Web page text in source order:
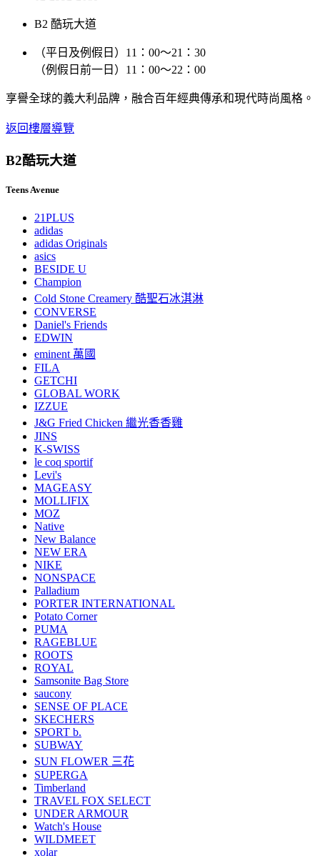
B2 酷玩大道
（平日及例假日）11：00～21：30
（例假日前一日）11：00～22：00
享譽全球的義大利品牌，融合百年經典傳承和現代時尚風格。
返回樓層導覽
B2酷玩大道
Teens Avenue
21PLUS
adidas
adidas Originals
asics
BESIDE U
Champion
Cold Stone Creamery 酷聖石冰淇淋
CONVERSE
Daniel's Friends
EDWIN
eminent 萬國
FILA
GETCHI
GLOBAL WORK
IZZUE
J&G Fried Chicken 繼光香香雞
JINS
K-SWISS
le coq sportif
Levi's
MAGEASY
MOLLIFIX
MOZ
Native
New Balance
NEW ERA
NIKE
NONSPACE
Palladium
PORTER INTERNATIONAL
Potato Corner
PUMA
RAGEBLUE
ROOTS
ROYAL
Samsonite Bag Store
saucony
SENSE OF PLACE
SKECHERS
SPORT b.
SUBWAY
SUN FLOWER 三花
SUPERGA
Timberland
TRAVEL FOX SELECT
UNDER ARMOUR
Watch's House
WILDMEET
xolar